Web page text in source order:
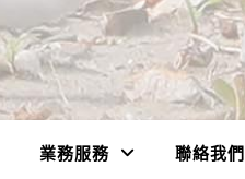
業務服務 聯絡我們